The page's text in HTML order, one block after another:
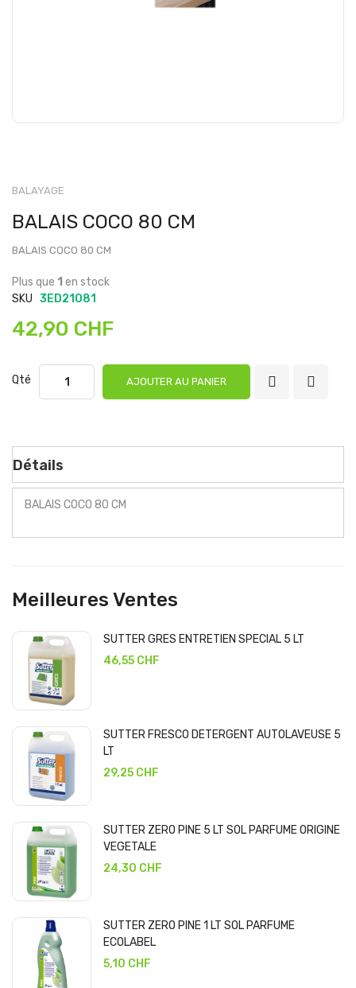
BALAYAGE
BALAIS COCO 80 CM
BALAIS COCO 80 CM
Plus que 1 en stock
SKU 3ED21081
42,90 CHF
Qté AJOUTER AU PANIER
Détails
BALAIS COCO 80 CM
Meilleures Ventes
SUTTER GRES ENTRETIEN SPECIAL 5 LT
46,55 CHF
SUTTER FRESCO DETERGENT AUTOLAVEUSE 5
LT
29,25 CHF
SUTTER ZERO PINE 5 LT SOL PARFUME ORIGINE
VEGETALE
24,30 CHF
SUTTER ZERO PINE 1 LT SOL PARFUME
ECOLABEL
5,10 CHF